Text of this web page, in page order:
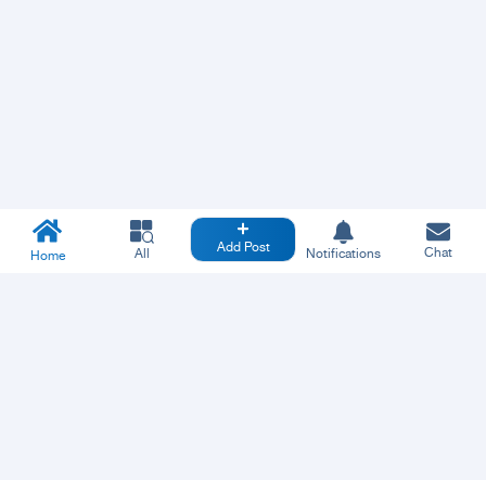
Home All Add Post Notifications Chat